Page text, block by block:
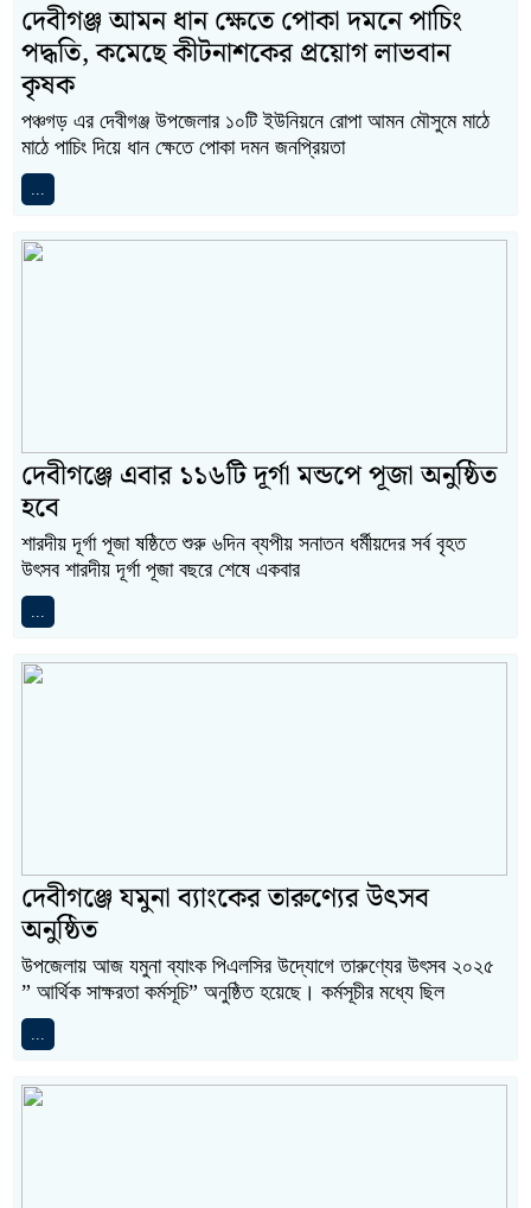
দেবীগঞ্জ আমন ধান ক্ষেতে পোকা দমনে পাচিং
পদ্ধতি, কমেছে কীটনাশকের প্রয়োগ লাভবান
কৃষক
পঞ্চগড় এর দেবীগঞ্জ উপজেলার ১০টি ইউনিয়নে রোপা আমন মৌসুমে মাঠে
মাঠে পাচিং দিয়ে ধান ক্ষেতে পোকা দমন জনপ্রিয়তা
...
দেবীগঞ্জে এবার ১১৬টি দূর্গা মন্ডপে পূজা অনুষ্ঠিত
হবে
শারদীয় দূর্গা পূজা ষষ্ঠিতে শুরু ৬দিন ব্যপীয় সনাতন ধর্মীয়দের সর্ব বৃহত
উৎসব শারদীয় দূর্গা পূজা বছরে শেষে একবার
...
দেবীগঞ্জে যমুনা ব্যাংকের তারুণ্যের উৎসব
অনুষ্ঠিত
উপজেলায় আজ যমুনা ব্যাংক পিএলসির উদ্যোগে তারুণ্যের উৎসব ২০২৫
” আর্থিক সাক্ষরতা কর্মসূচি” অনুষ্ঠিত হয়েছে। কর্মসূচীর মধ্যে ছিল
...